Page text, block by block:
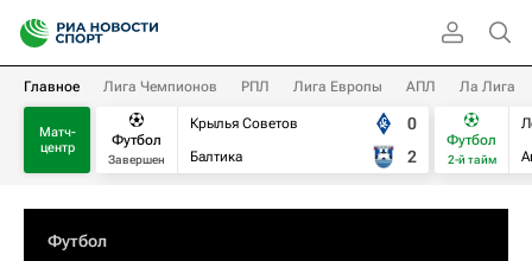
Главное Лига Чемпионов РПЛ Лига Европы АПЛ Ла Лига
Матч-
центр
Футбол
Завершен
Крылья Советов
Балтика
0
2
Футбол
2-й тайм
Футбол